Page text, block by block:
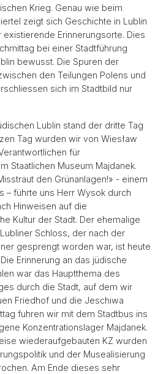
Krieg. Genau wie beim
zeigt sich Geschichte in Lublin
existierende Erinnerungsorte. Dies
bei einer Stadtführung
bewusst. Die Spuren der
den Teilungen Polens und
sich im Stadtbild nur
Lublin stand der dritte Tag
Tag wurden wir von Wiesław
für
Staatlichen Museum Majdanek.
den Grünanlagen!» - einem
– führte uns Herr Wysok durch
Hinweisen auf die
Kultur der Stadt. Der ehemalige
Schloss, der nach der
gesprengt worden war, ist heute
Erinnerung an das jüdische
war das Hauptthema des
durch die Stadt, auf dem wir
Friedhof und die Jeschiwa
fuhren wir mit dem Stadtbus ins
Konzentrationslager Majdanek.
wiederaufgebauten KZ wurden
und der Musealisierung
Am Ende dieses sehr